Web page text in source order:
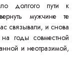
долгого пути к
мужчине те
связывали, и снова
годы совместной
и неотразимой,